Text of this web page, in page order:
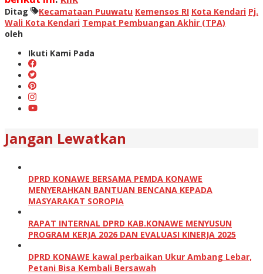
Ditag Kecamataan Puuwatu Kemensos RI Kota Kendari Pj.
Wali Kota Kendari Tempat Pembuangan Akhir (TPA)
oleh
Ikuti Kami Pada
Jangan Lewatkan
DPRD KONAWE BERSAMA PEMDA KONAWE
MENYERAHKAN BANTUAN BENCANA KEPADA
MASYARAKAT SOROPIA
RAPAT INTERNAL DPRD KAB.KONAWE MENYUSUN
PROGRAM KERJA 2026 DAN EVALUASI KINERJA 2025
DPRD KONAWE kawal perbaikan Ukur Ambang Lebar,
Petani Bisa Kembali Bersawah